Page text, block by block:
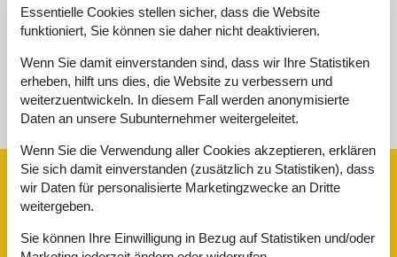
Alles top
Siehe Häuser nebenan
Sonnenstand über dem gewählten Objekt
Ausstattung
Aktivitäten
Badmintonschläger
Essentielle Cookies stellen sicher, dass die Website
funktioniert, Sie können sie daher nicht deaktivieren.
Wenn Sie damit einverstanden sind, dass wir Ihre Statistiken
erheben, hilft uns dies, die Website zu verbessern und
weiterzuentwickeln. In diesem Fall werden anonymisierte
Daten an unsere Subunternehmer weitergeleitet.
Wenn Sie die Verwendung aller Cookies akzeptieren, erklären
Sie sich damit einverstanden (zusätzlich zu Statistiken), dass
wir Daten für personalisierte Marketingzwecke an Dritte
weitergeben.
Sie können Ihre Einwilligung in Bezug auf Statistiken und/oder